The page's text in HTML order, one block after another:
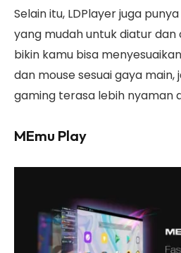
Selain itu, LDPlayer juga
yang mudah untuk diatur dan
bikin kamu bisa
dan mouse sesuai gaya
gaming terasa lebih nyaman
MEmu Play